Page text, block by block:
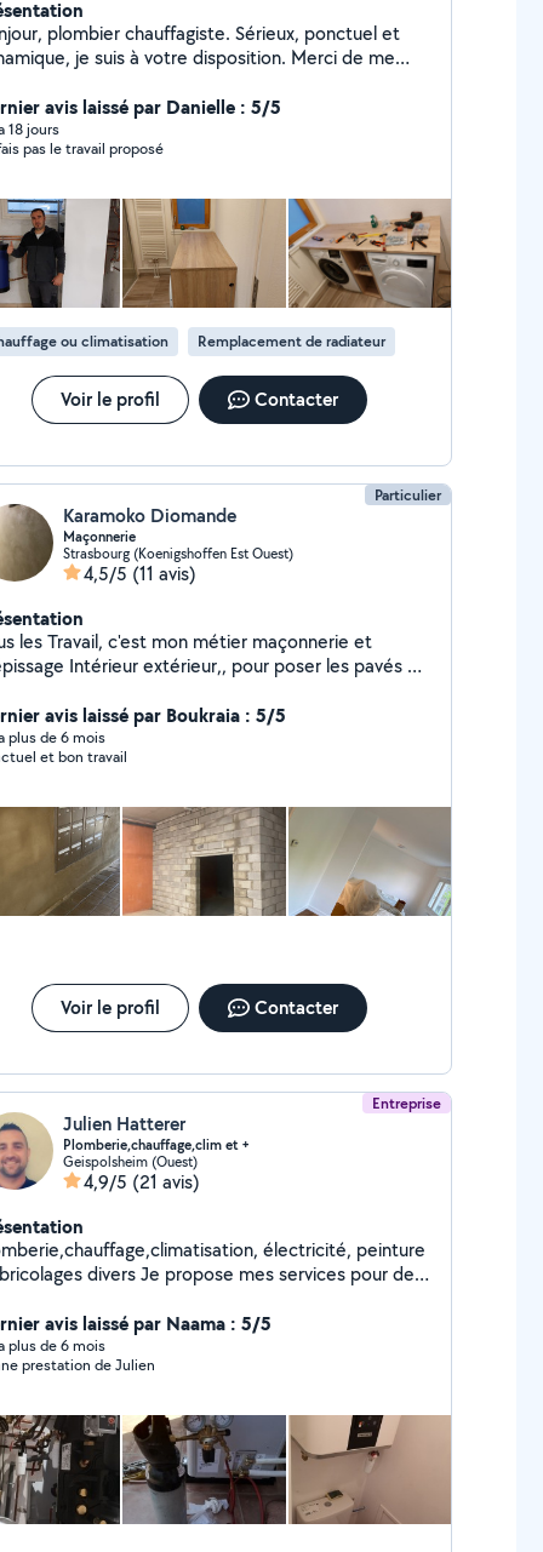
plombier chauffagiste. Sérieux, ponctuel et
je suis à votre disposition. Merci de me
avis laissé par Danielle : 5/5
18 jours
pas le travail proposé
ou climatisation Remplacement de radiateur
Voir le profil Contacter
Particulier
Karamoko Diomande
Maçonnerie
Strasbourg (Koenigshoffen Est Ouest)
4,5/5 (11 avis)
les Travail, c'est mon métier maçonnerie et
Intérieur extérieur,, pour poser les pavés et
avis laissé par Boukraia : 5/5
plus de 6 mois
et bon travail
Voir le profil Contacter
Entreprise
Julien Hatterer
Plomberie,chauffage,clim et +
Geispolsheim (Ouest)
4,9/5 (21 avis)
électricité, peinture
divers Je propose mes services pour des
rapide
avis laissé par Naama : 5/5
plus de 6 mois
prestation de Julien